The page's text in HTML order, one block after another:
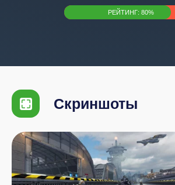
РЕЙТИНГ: 80%
Скриншоты